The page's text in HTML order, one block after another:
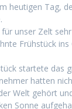
heuti­gen Tag,
unser Zelt
Früh­stück ins
startete das
hat­ten
Welt gehört
Sonne